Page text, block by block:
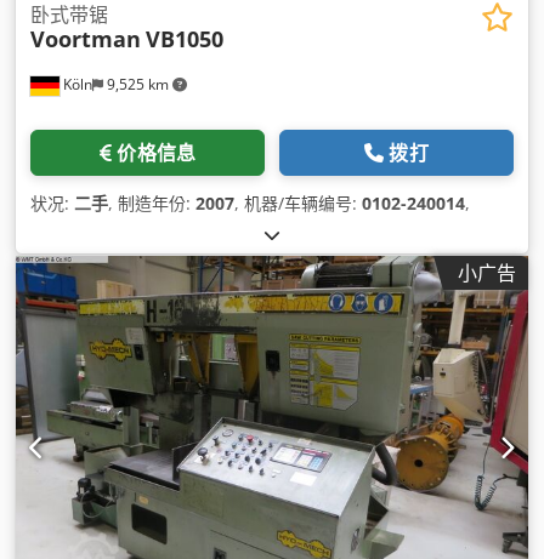
Köln 9,525 km
卧式带锯
Voortman VB1050
价格信息 拨打
状况: 二手, 制造年份: 2007, 机器/车辆编号: 0102-240014,
小广告